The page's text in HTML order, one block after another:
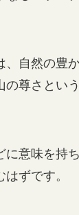
、自然の豊
の尊さとい
に意味を持
ずです。